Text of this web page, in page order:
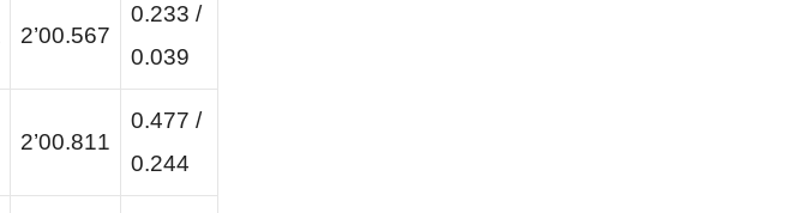
2’00.567
0.233 /
0.039
2’00.811
0.477 /
0.244